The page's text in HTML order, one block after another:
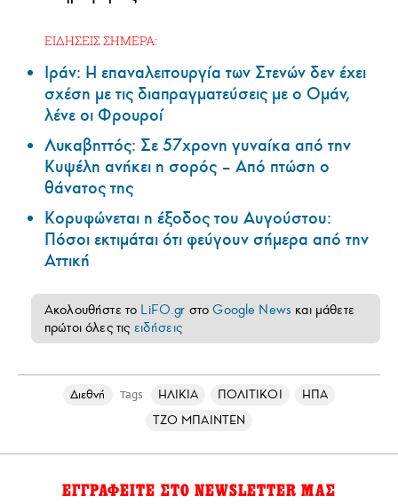
ΕΙΔΗΣΕΙΣ ΣΗΜΕΡΑ:
Ιράν: Η επαναλειτουργία των Στενών δεν έχει
σχέση με τις διαπραγματεύσεις με ο Ομάν,
λένε οι Φρουροί
Λυκαβηττός: Σε 57χρονη γυναίκα από την
Κυψέλη ανήκει η σορός – Από πτώση ο
θάνατος της
Κορυφώνεται η έξοδος του Αυγούστου:
Πόσοι εκτιμάται ότι φεύγουν σήμερα από την
Αττική
Ακολουθήστε το LiFO.gr στοGoogle News και μάθετε
πρώτοι όλες τις ειδήσεις
Διεθνή Tags ΗΛΙΚΙΑ ΠΟΛΙΤΙΚΟΙ
ΗΠΑ
ΤΖΟ ΜΠΑΙΝΤΕΝ
ΕΓΓΡΑΦΕΙΤΕ ΣΤΟ NEWSLETTER ΜΑΣ